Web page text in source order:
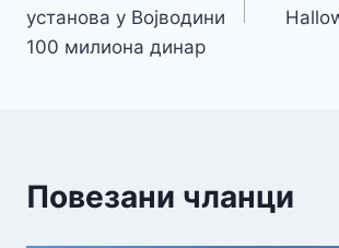
установа у Војводини
100 милиона динар
Повезани чланци